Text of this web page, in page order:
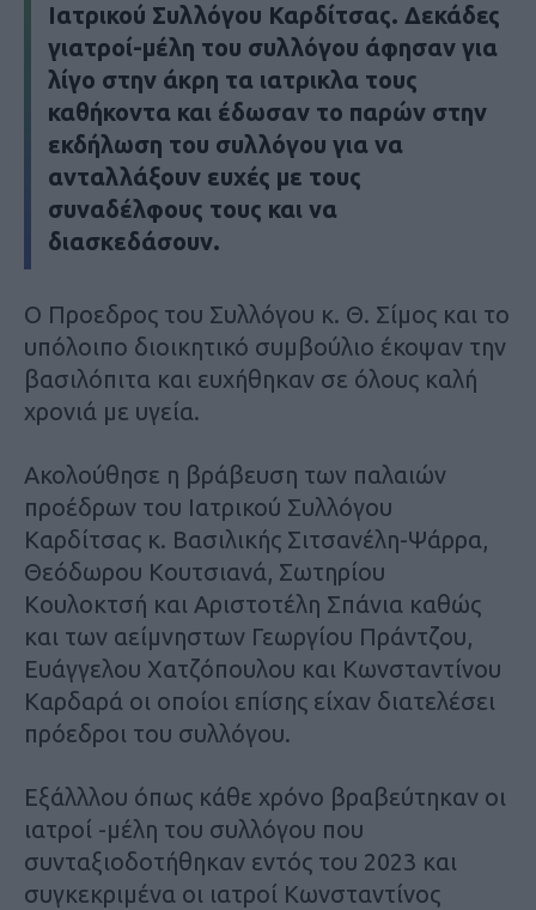
Ιατρικού Συλλόγου Καρδίτσας. Δεκάδες
γιατροί-μέλη του συλλόγου άφησαν για
λίγο στην άκρη τα ιατρικλα τους
καθήκοντα και έδωσαν το παρών στην
εκδήλωση του συλλόγου για να
ανταλλάξουν ευχές με τους
συναδέλφους τους και να
διασκεδάσουν.
Ο Προεδρος του Συλλόγου κ. Θ. Σίμος και το
υπόλοιπο διοικητικό συμβούλιο έκοψαν την
βασιλόπιτα και ευχήθηκαν σε όλους καλή
χρονιά με υγεία.
Ακολούθησε η βράβευση των παλαιών
προέδρων του Ιατρικού Συλλόγου
Καρδίτσας κ. Βασιλικής Σιτσανέλη-Ψάρρα,
Θεόδωρου Κουτσιανά, Σωτηρίου
Κουλοκτσή και Αριστοτέλη Σπάνια καθώς
και των αείμνηστων Γεωργίου Πράντζου,
Ευάγγελου Χατζόπουλου και Κωνσταντίνου
Καρδαρά οι οποίοι επίσης είχαν διατελέσει
πρόεδροι του συλλόγου.
Εξάλλλου όπως κάθε χρόνο βραβεύτηκαν οι
ιατροί -μέλη του συλλόγου που
συνταξιοδοτήθηκαν εντός του 2023 και
συγκεκριμένα οι ιατροί Κωνσταντίνος